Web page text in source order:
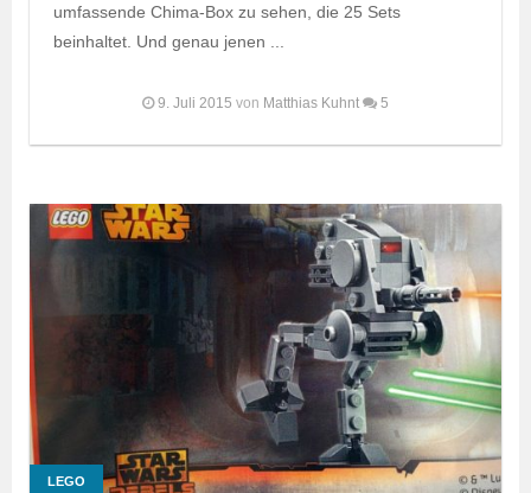
umfassende Chima-Box zu sehen, die 25 Sets
beinhaltet. Und genau jenen ...
9. Juli 2015 von Matthias Kuhnt 5
LEGO